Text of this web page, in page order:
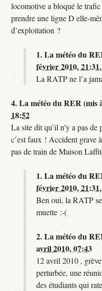
locomotive a bloqué le
prendre une ligne D elle-
d’exploitation ?
1.La météo du
février 2010, 21:31
La RATP ne l’a
4.La météo du RER
18:52
La site dit qu’il n’y a pas
c’est faux ! Accident grave
pas de train de Maison
1.La météo du
février 2010, 21:31
Ben oui, la RATP
muette :-(
2.La météo du
avril 2010, 07:43
12 avril 2010 ,
perturbée, une
des étudiants qui